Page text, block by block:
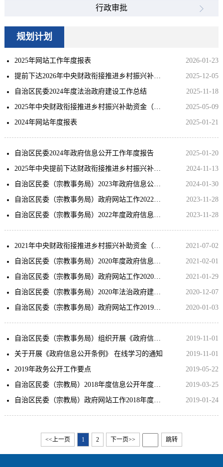
行政审批
规划计划
2025年网站工作年度报表 2026-01-23
提前下达2026年中央财政衔接推进乡村振兴补助资金（少数民族发展任务）拟分配计划公示 2025-12-05
自治区民委2024年度法治政府建设工作总结 2025-11-18
2025年中央财政衔接推进乡村振兴补助资金（少数民族发展任务）拟分配计划公示 2025-05-09
2024年网站年度报表 2025-01-21
自治区民委2024年政府信息公开工作年度报告 2025-01-20
2025年中央提前下达财政衔接推进乡村振兴补助资金（少数民族发展任务）拟分配计划公示 2024-11-13
自治区民委（宗教事务局）2023年政府信息公开工作年度报告 2024-01-30
自治区民委（宗教事务局）政府网站工作2022年度报表 2023-11-28
自治区民委（宗教事务局）2022年度政府信息公开年度报告 2023-11-28
2021年中央财政衔接推进乡村振兴补助资金（少数民族发展任务支出方向）拟分配计划公示 2021-07-02
自治区民委（宗教事务局）2020年度政府信息公开年度报告 2021-02-01
自治区民委（宗教事务局）政府网站工作2020年度报表 2021-01-29
自治区民委（宗教事务局）2020年法治政府建设工作总结 2020-12-07
自治区民委（宗教事务局）政府网站工作2019年度报表 2020-01-03
自治区民委（宗教事务局）组织开展《政府信息公开条例》在线学习 2019-11-01
关于开展《政府信息公开条例》 在线学习的通知 2019-11-01
2019年政务公开工作要点 2019-05-22
自治区民委（宗教局）2018年度信息公开年度报告 2019-03-25
自治区民委（宗教局）政府网站工作2018年度报表 2019-01-24
<<上一页 1 2 下一页>> 跳转